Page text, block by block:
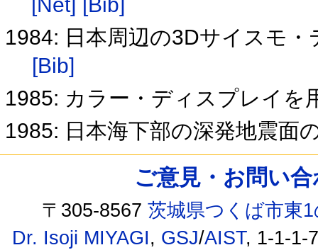
[Net] [Bib]
1984: 日本周辺の3Dサイスモ
[Bib]
1985: カラー・ディスプレイを
1985: 日本海下部の深発地震面
ご意見・お問い
〒305-8567茨城県つくば市東
Dr. Isoji MIYAGI, GSJ/AIST, 1-1-1-